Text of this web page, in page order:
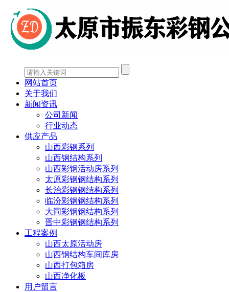
网站首页
关于我们
新闻资讯
公司新闻
行业动态
供应产品
山西彩钢系列
山西钢结构系列
山西彩钢活动房系列
太原彩钢钢结构系列
长治彩钢钢结构系列
临汾彩钢钢结构系列
大同彩钢钢结构系列
晋中彩钢钢结构系列
工程案例
山西太原活动房
山西钢结构车间库房
山西打包箱房
山西净化板
用户留言